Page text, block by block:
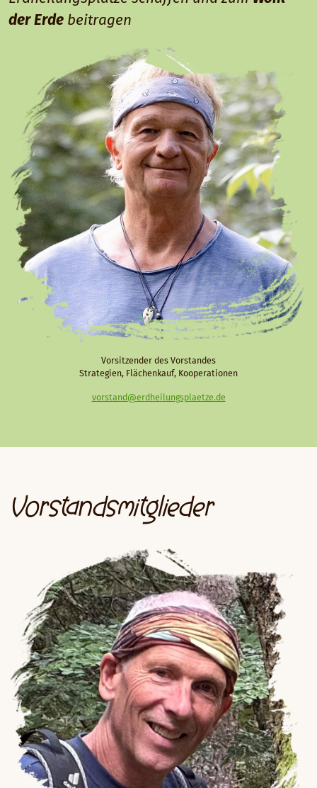
der Erde beitragen
Vorsitzender des Vorstandes
Strategien, Flächenkauf, Kooperationen
vorstand@erdheilungsplaetze.de
Vorstandsmitglieder